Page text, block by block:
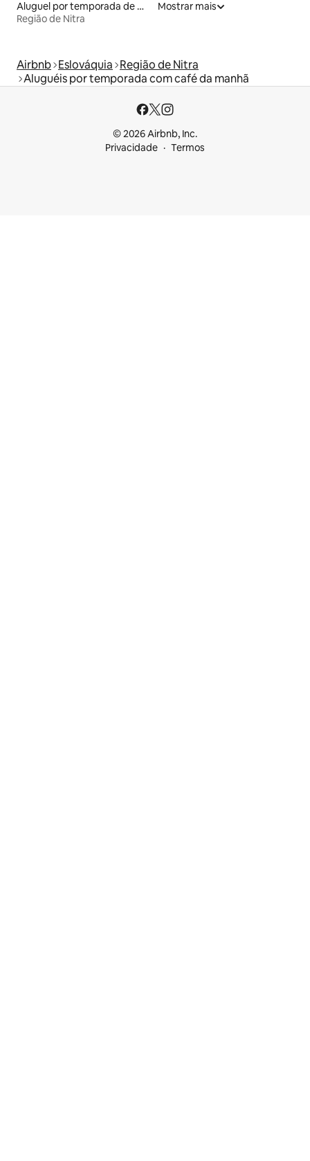
Aluguel por temporada de microcasas
Região de Nitra
Mostrar mais
Airbnb Eslováquia Região de Nitra
Aluguéis por temporada com café da manhã
© 2026 Airbnb, Inc.
Privacidade
Termos